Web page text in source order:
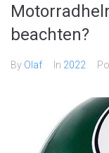
beachten?
By Olaf In 2022